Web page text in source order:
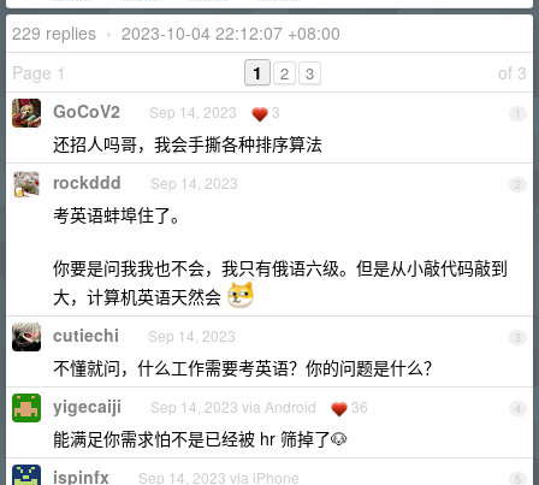
229 replies • 2023-10-04 22:12:07 +08:00
Page 1
of 3
1 2 3
1
GoCoV2 Sep 14, 2023 3
还招人吗哥，我会手撕各种排序算法
2
rockddd Sep 14, 2023
考英语蚌埠住了。
你要是问我我也不会，我只有俄语六级。但是从小敲代码敲到
大，计算机英语天然会
3
cutiechi Sep 14, 2023
不懂就问，什么工作需要考英语？你的问题是什么？
4
yigecaiji Sep 14, 2023 via Android 36
能满足你需求怕不是已经被 hr 筛掉了🐶
5
ispinfx Sep 14, 2023 via iPhone